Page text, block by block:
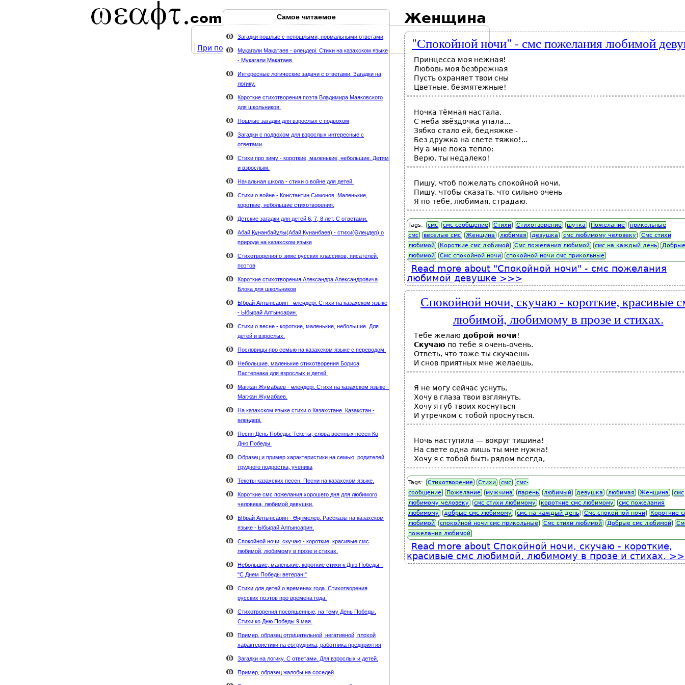
Женщина
"Спокойной ночи" - смс пожелания любимой
Принцесса моя нежная!
Любовь моя безбрежная
Пусть охраняет твои сны
Цветные, безмятежные!
Ночка тёмная настала,
С неба звёздочка упала...
Зябко стало ей, бедняжке -
Без дружка на свете тяжко!...
Ну а мне пока тепло:
Верю, ты недалеко!
Пишу, чтоб пожелать спокойной ночи.
Пишу, чтобы сказать, что сильно очень
Я по тебе, любимая, страдаю.
Tags: смс смс-сообщение Стихи Стихотворение шутка Пожелание
прикольные
смс
веселые смс Женщина любимая девушка смс любимому человеку
Смс стихи
любимой
Короткие смс любимой Смс пожелания любимой смс на каждый день
любимой
Смс спокойной ночи спокойной ночи смс прикольные
Read more about "Спокойной ночи" - смс пожелания
любимой девушке
Спокойной ночи, скучаю - короткие, красивые
любимой, любимому в прозе и стихах.
Тебе желаю доброй ночи!
Скучаю по тебе я очень-очень.
Ответь, что тоже ты скучаешь
И снов приятных мне желаешь.
Я не могу сейчас уснуть,
Хочу в глаза твои взглянуть,
Хочу я губ твоих коснуться
И утречком с тобой проснуться.
Ночь наступила — вокруг тишина!
На свете одна лишь ты мне нужна!
Хочу я с тобой быть рядом всегда,
Tags: Стихотворение Стихи смс
смс-
сообщение
Пожелание мужчина парень любимый девушка любимая Женщина
смс
любимому человеку
смс стихи любимому короткие смс любимому
смс пожелания
любимому
добрые смс любимому смс на каждый день Смс спокойной ночи
Короткие
любимой
спокойной ночи смс прикольные Смс стихи любимой Добрые смс любимой
пожелания любимой
Read more about Спокойной ночи, скучаю - короткие,
красивые смс любимой, любимому в прозе и стихах.
Самое читаемое
Загадки пошлые с непошлыми, нормальными ответами
Мұқағали Мақатаев - өлеңдері. Стихи на казахском языке
- Мукагали Макатаев.
Интересные логические задачи с ответами. Загадки на
логику.
Короткие стихотворения поэта Владимира Маяковского
для школьников.
Пошлые загадки для взрослых с подвохом
Загадки с подвохом для взрослых интересные с
ответами
Стихи про зиму - короткие, маленькие, небольшие. Детям
и взрослым.
Начальная школа - стихи о войне для детей.
Стихи о войне - Константин Симонов. Маленькие,
короткие, небольшие стихотворения.
Детские загадки для детей 6, 7, 8 лет. С ответами.
Абай Құнанбайұлы(Абай Кунанбаев) - стихи(Өлеңдер) о
природе на казахском языке
Стихотворения о зиме русских классиков, писателей,
поэтов
Короткие стихотворения Александра Александровича
Блока для школьников
Ыбрай Алтынсарин - өлеңдері. Стихи на казахском языке
- Ыбырай Алтынсарин.
Стихи о весне - короткие, маленькие, небольшие. Для
детей и взрослых.
Пословицы про семью на казахском языке с переводом.
Небольшие, маленькие стихотворения Бориса
Пастернака для взрослых и детей.
Мағжан Жұмабаев - өлеңдері. Стихи на казахском языке -
Магжан Жумабаев.
На казахском языке стихи о Казахстане. Қазақстан -
өлеңдері.
Песня День Победы. Тексты, слова военных песен Ко
Дню Победы.
Образец и пример характеристики на семью, родителей
трудного подростка, ученика
Тексты казахских песен. Песни на казахском языке.
Короткие смс пожелания хорошего дня для любимого
человека, любимой девушки.
Ыбрай Алтынсарин - Әңгімелер. Рассказы на казахском
языке - Ыбырай Алтынсарин.
Спокойной ночи, скучаю - короткие, красивые смс
любимой, любимому в прозе и стихах.
Небольшие, маленькие, короткие стихи к Дню Победы -
"С Днем Победы ветеран!"
Стихи для детей о временах года. Стихотворения
русских поэтов про времена года.
Стихотворения посвященные, на тему День Победы.
Стихи ко Дню Победы 9 мая.
Пример, образец отрицательной, негативной, плохой
характеристики на сотрудника, работника предприятия
Загадки на логику. С ответами. Для взрослых и детей.
Пример, образец жалобы на соседей
При поддержке стихи-классиков.ru